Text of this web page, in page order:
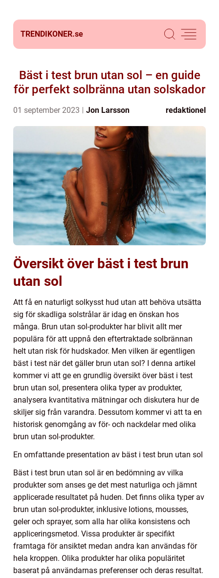
TRENDIKONER.se
Bäst i test brun utan sol – en guide
för perfekt solbränna utan solskador
01 september 2023 Jon Larsson redaktionel
Översikt över bäst i test brun
utan sol
Att få en naturligt solkysst hud utan att behöva utsätta
sig för skadliga solstrålar är idag en önskan hos
många. Brun utan sol-produkter har blivit allt mer
populära för att uppnå den eftertraktade solbrännan
helt utan risk för hudskador. Men vilken är egentligen
bäst i test när det gäller brun utan sol? I denna artikel
kommer vi att ge en grundlig översikt över bäst i test
brun utan sol, presentera olika typer av produkter,
analysera kvantitativa mätningar och diskutera hur de
skiljer sig från varandra. Dessutom kommer vi att ta en
historisk genomgång av för- och nackdelar med olika
brun utan sol-produkter.
En omfattande presentation av bäst i test brun utan sol
Bäst i test brun utan sol är en bedömning av vilka
produkter som anses ge det mest naturliga och jämnt
applicerade resultatet på huden. Det finns olika typer av
brun utan sol-produkter, inklusive lotions, mousses,
geler och sprayer, som alla har olika konsistens och
appliceringsmetod. Vissa produkter är specifikt
framtaga för ansiktet medan andra kan användas för
hela kroppen. Olika produkter har olika populäritet
baserat på användarnas preferenser och deras resultat.